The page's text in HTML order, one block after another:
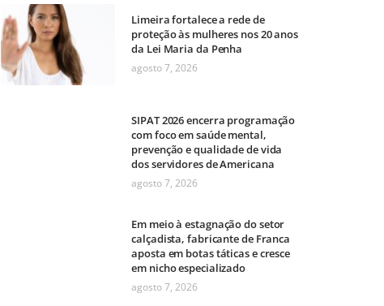
Limeira fortalece a rede de
proteção às mulheres nos 20 anos
da Lei Maria da Penha
agosto 7, 2026
SIPAT 2026 encerra programação
com foco em saúde mental,
prevenção e qualidade de vida
dos servidores de Americana
agosto 7, 2026
Em meio à estagnação do setor
calçadista, fabricante de Franca
aposta em botas táticas e cresce
em nicho especializado
agosto 7, 2026